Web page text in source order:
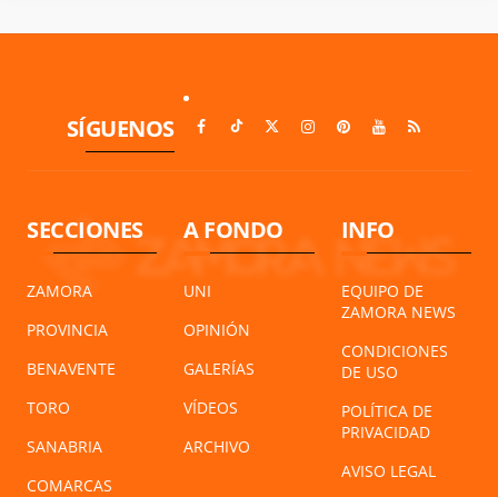
SÍGUENOS
SECCIONES
ZAMORA
PROVINCIA
BENAVENTE
TORO
SANABRIA
COMARCAS
A FONDO
UNI
OPINIÓN
GALERÍAS
VÍDEOS
ARCHIVO
INFO
EQUIPO DE
ZAMORA NEWS
CONDICIONES
DE USO
POLÍTICA DE
PRIVACIDAD
AVISO LEGAL